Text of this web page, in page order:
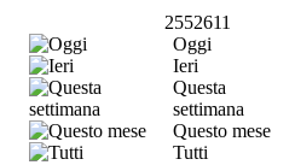
2552611
Oggi
Ieri
Questa
settimana
Questo mese
Tutti